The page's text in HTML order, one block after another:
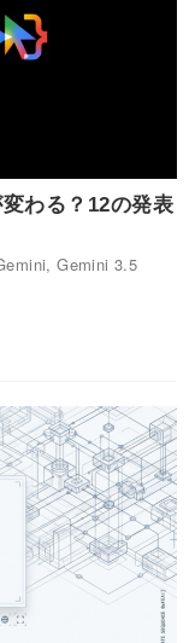
わる？12の発表
,Gemini 3.5